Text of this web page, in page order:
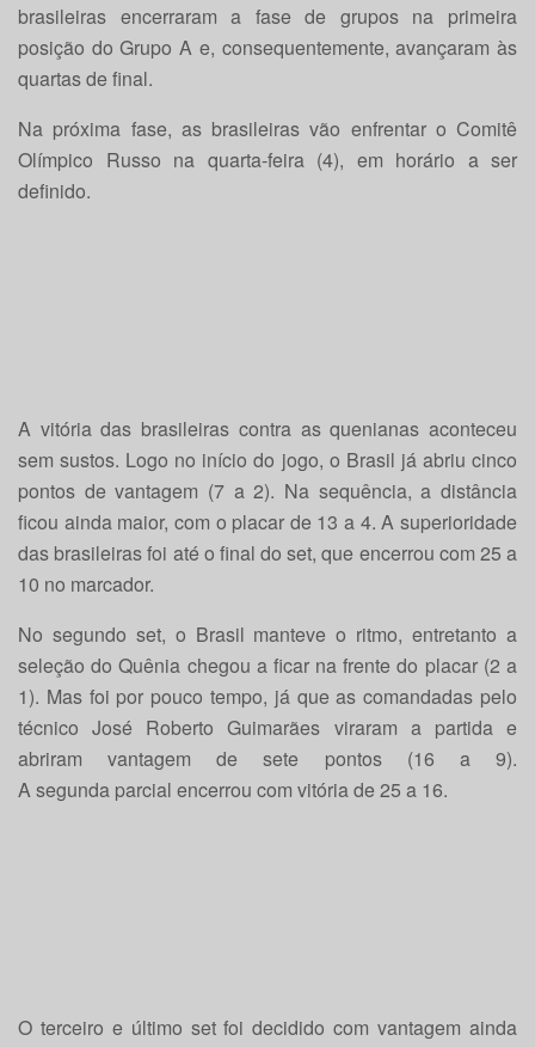
brasileiras encerraram a fase de grupos na primeira
posição do Grupo A e, consequentemente, avançaram às
quartas de final.
Na próxima fase, as brasileiras vão enfrentar o Comitê
Olímpico Russo na quarta-feira (4), em horário a ser
definido.
A vitória das brasileiras contra as quenianas aconteceu
sem sustos. Logo no início do jogo, o Brasil já abriu cinco
pontos de vantagem (7 a 2). Na sequência, a distância
ficou ainda maior, com o placar de 13 a 4. A superioridade
das brasileiras foi até o final do set, que encerrou com 25 a
10 no marcador.
No segundo set, o Brasil manteve o ritmo, entretanto a
seleção do Quênia chegou a ficar na frente do placar (2 a
1). Mas foi por pouco tempo, já que as comandadas pelo
técnico José Roberto Guimarães viraram a partida e
abriram vantagem de sete pontos (16 a 9).
A segunda parcial encerrou com vitória de 25 a 16.
O terceiro e último set foi decidido com vantagem ainda